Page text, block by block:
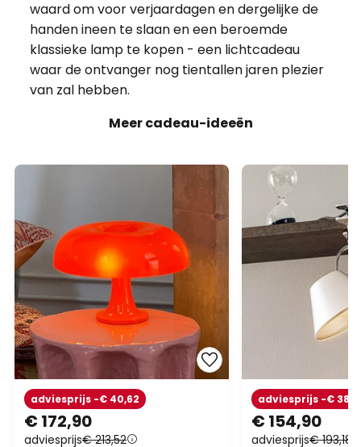
Meer cadeau-ideeën
€ 172,90
adviesprijs € 213,52
adviesprijs -€ 40,62
Artemide Nessino -
designtafellamp, oranje
Op voorraad
€ 154,90
€ 193,18
adviesprijs -€
Op voorraad